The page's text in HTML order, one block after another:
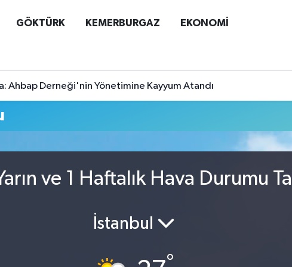
GÖKTÜRK KEMERBURGAZ EKONOMİ
Ahbap Derneği'nin Yönetimine Kayyum Atandı
ve 1 Haftalık Hava Durumu
İstanbul
°